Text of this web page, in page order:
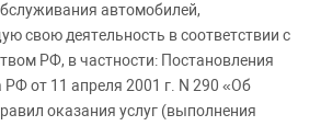
автомобилей,
свою деятельность в соответствии с
РФ, в частности: Постановления
РФ от 11 апреля 2001 г. N 290 «Об
оказания услуг (выполнения